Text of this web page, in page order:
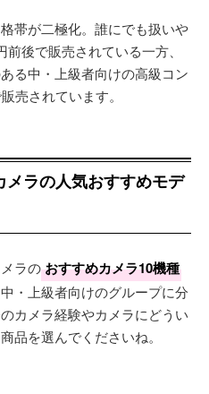
帯が二極化。誰にでも扱いや
後で販売されている一方、
る中・上級者向けの高級コン
売されています。
メラの人気おすすめモデ
ラのおすすめカメラ10機種
・上級者向けのグループに分
カメラ経験やカメラにどうい
品を選んでくださいね。